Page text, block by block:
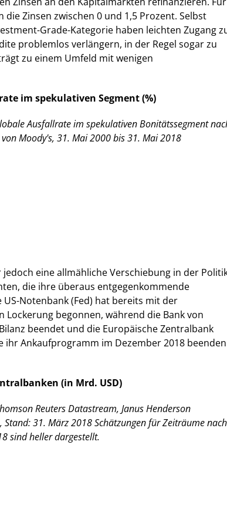
Zinsen zwischen 0 und 1,5 Prozent. Selbst
Grade-Kategorie haben leichten Zugang
problemlos verlängern, in der Regel sogar zu
zu einem Umfeld mit wenigen
im spekulativen Segment (%)
Ausfallrate im spekulativen Bonitätssegment
Moody's, 31. Mai 2000 bis 31. Mai 2018
eine allmähliche Verschiebung in der
die ihre überaus entgegenkommende
Notenbank (Fed) hat bereits mit der
begonnen, während die Bank von
beendet und die Europäische Zentralbank
ihr Ankaufprogramm im Dezember 2018 beenden
(in Mrd. USD)
Reuters Datastream, Janus Henderson
Stand: 31. März 2018 Schätzungen für Zeiträume nach
sind heller dargestellt.